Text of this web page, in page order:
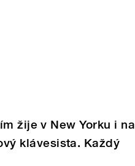
žije v New Yorku i na
klávesista. Každý